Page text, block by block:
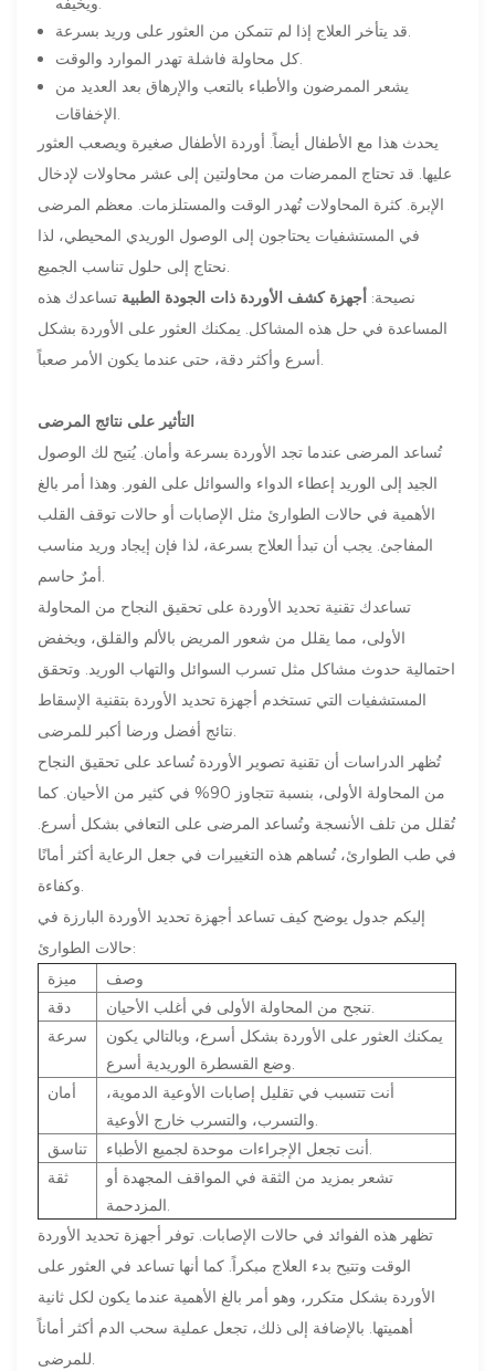
يشعر الممرضون والأطباء بالتعب والإرهاق بعد العديد من
يحدث هذا مع الأطفال أيضاً. أوردة الأطفال صغيرة ويصعب العثور
عليها. قد تحتاج الممرضات من محاولتين إلى عشر محاولات لإدخال
الإبرة. كثرة المحاولات تُهدر الوقت والمستلزمات. معظم المرضى
في المستشفيات يحتاجون إلى الوصول الوريدي المحيطي، لذا
نصيحة: أجهزة كشف الأوردة ذات الجودة الطبية تساعدك هذه
المساعدة في حل هذه المشاكل. يمكنك العثور على الأوردة بشكل
التأثير على نتائج المرضى
تُساعد المرضى عندما تجد الأوردة بسرعة وأمان. يُتيح لك الوصول
الجيد إلى الوريد إعطاء الدواء والسوائل على الفور. وهذا أمر بالغ
الأهمية في حالات الطوارئ مثل الإصابات أو حالات توقف القلب
المفاجئ. يجب أن تبدأ العلاج بسرعة، لذا فإن إيجاد وريد مناسب
تساعدك تقنية تحديد الأوردة على تحقيق النجاح من المحاولة
الأولى، مما يقلل من شعور المريض بالألم والقلق، ويخفض
احتمالية حدوث مشاكل مثل تسرب السوائل والتهاب الوريد. وتحقق
المستشفيات التي تستخدم أجهزة تحديد الأوردة بتقنية الإسقاط
تُظهر الدراسات أن تقنية تصوير الأوردة تُساعد على تحقيق النجاح
من المحاولة الأولى، بنسبة تتجاوز 90% في كثير من الأحيان. كما
تُقلل من تلف الأنسجة وتُساعد المرضى على التعافي بشكل أسرع.
في طب الطوارئ، تُساهم هذه التغييرات في جعل الرعاية أكثر أمانًا
إليكم جدول يوضح كيف تساعد أجهزة تحديد الأوردة البارزة في
حالات الطوارئ:
ميزة
وصف
دقة
سرعة
يمكنك العثور على الأوردة بشكل أسرع، وبالتالي يكون
أمان
أنت تتسبب في تقليل إصابات الأوعية الدموية،
تناسق
ثقة
تشعر بمزيد من الثقة في المواقف المجهدة أو
تظهر هذه الفوائد في حالات الإصابات. توفر أجهزة تحديد الأوردة
الوقت وتتيح بدء العلاج مبكراً. كما أنها تساعد في العثور على
الأوردة بشكل متكرر، وهو أمر بالغ الأهمية عندما يكون لكل ثانية
أهميتها. بالإضافة إلى ذلك، تجعل عملية سحب الدم أكثر أماناً